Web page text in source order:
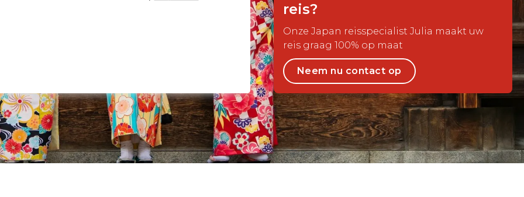
reis?
Onze Japan reisspecialist Julia maakt uw
reis graag 100% op maat
Neem nu contact op